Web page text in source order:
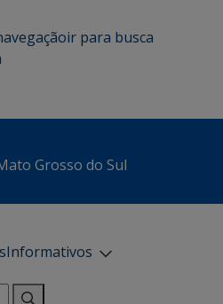
ir para busca
Grosso do Sul
Informativos